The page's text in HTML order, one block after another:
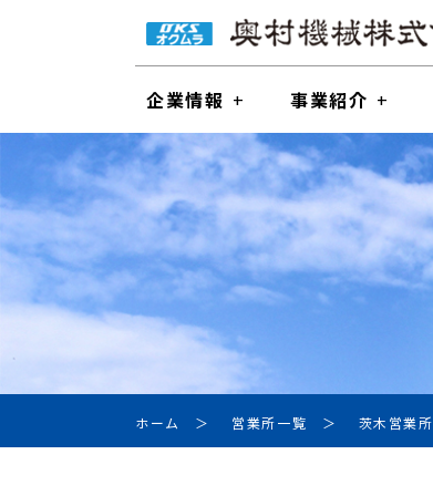
企業情報 事業紹介
ホーム 営業所一覧 茨木営業所